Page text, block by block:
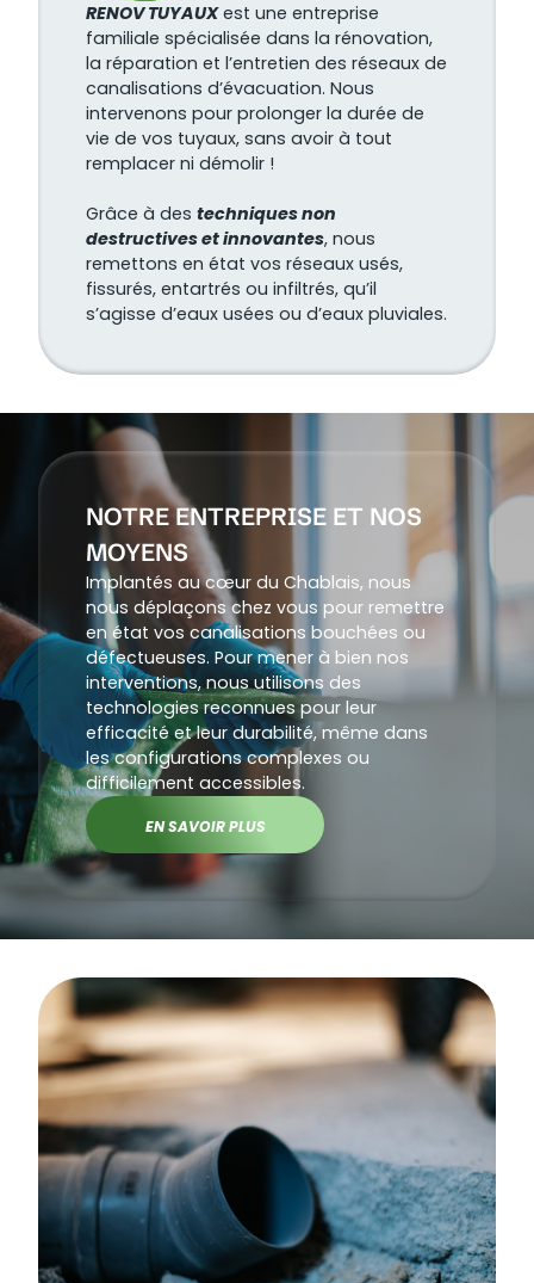
RENOV TUYAUXest une entreprise
familiale spécialisée dans la rénovation,
la réparation et l’entretien des réseaux de
canalisations d’évacuation. Nous
intervenons pour prolonger la durée de
vie de vos tuyaux, sans avoir à tout
remplacer ni démolir !
Grâce à des techniques non
destructives et innovantes, nous
remettons en état vos réseaux usés,
fissurés, entartrés ou infiltrés, qu’il
s’agisse d’eaux usées ou d’eaux pluviales.
NOTRE ENTREPRISE ET NOS
MOYENS
Implantés au cœur du Chablais, nous
nous déplaçons chez vous pour remettre
en état vos canalisations bouchées ou
défectueuses. Pour mener à bien nos
interventions, nous utilisons des
technologies reconnues pour leur
efficacité et leur durabilité, même dans
les configurations complexes ou
difficilement accessibles.
EN SAVOIR PLUS